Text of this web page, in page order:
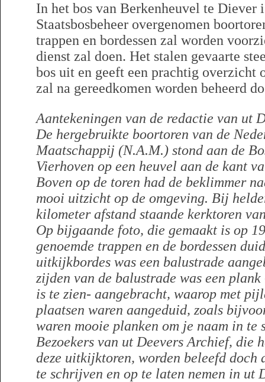
In het bos van Berkenheuvel te Diever
Staatsbosbeheer overgenomen
trappen en bordessen zal worden
dienst zal doen. Het stalen gevaarte
bos uit en geeft een prachtig overzicht
zal na gereedkomen worden beheerd
Aantekeningen van de redactie van ut
De hergebruikte boortoren van de
Maatschappij (N.A.M.) stond aan de
Vierhoven op een heuvel aan de kant
Boven op de toren had de beklimmer
mooi uitzicht op de omgeving. Bij
kilometer afstand staande kerktoren
Op bijgaande foto, die gemaakt is op
genoemde trappen en de bordessen
uitkijkbordes was een balustrade
zijden van de balustrade was een
is te zien- aangebracht, waarop met
plaatsen waren aangeduid, zoals
waren mooie planken om je naam in te
Bezoekers van ut Deevers Archief, die
deze uitkijktoren, worden beleefd doch
te schrijven en op te laten nemen in ut